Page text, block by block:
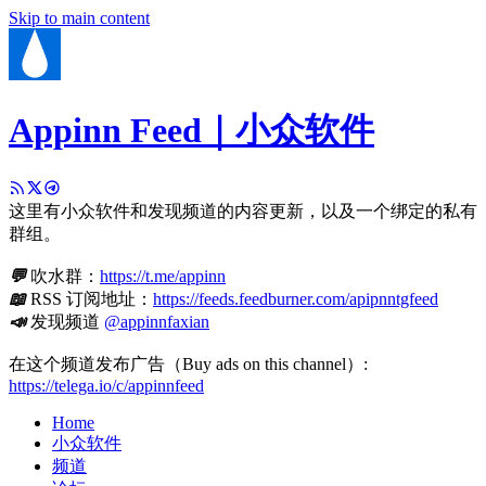
Skip to main content
Appinn Feed｜小众软件
这里有小众软件和发现频道的内容更新，以及一个绑定的私有
群组。
💬吹水群： https://t.me/appinn
📖RSS 订阅地址： https://feeds.feedburner.com/apipnntgfeed
📣发现频道 @appinnfaxian
在这个频道发布广告（Buy ads on this channel）:
https://telega.io/c/appinnfeed
Home
小众软件
频道